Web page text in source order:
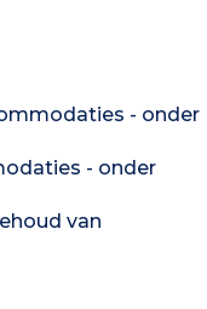
- onder
- onder
van